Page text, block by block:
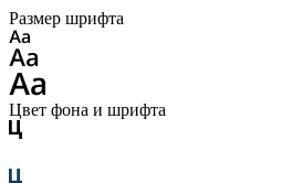
Размер шрифта
Цвет фона и шрифта